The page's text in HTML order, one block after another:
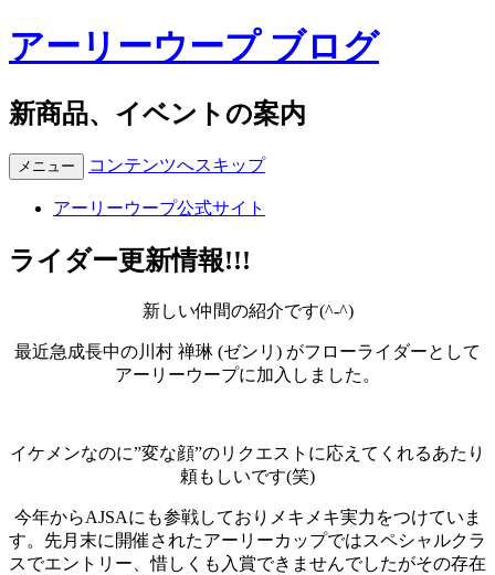
アーリーウープ ブログ
新商品、イベントの案内
メニュー コンテンツへスキップ
アーリーウープ公式サイト
ライダー更新情報!!!
新しい仲間の紹介です(^-^)
最近急成長中の川村 禅琳 (ゼンリ) がフローライダーとして
アーリーウープに加入しました。
イケメンなのに”変な顔”のリクエストに応えてくれるあたり
頼もしいです(笑)
今年からAJSAにも参戦しておりメキメキ実力をつけていま
す。先月末に開催されたアーリーカップではスペシャルクラ
スでエントリー、惜しくも入賞できませんでしたがその存在